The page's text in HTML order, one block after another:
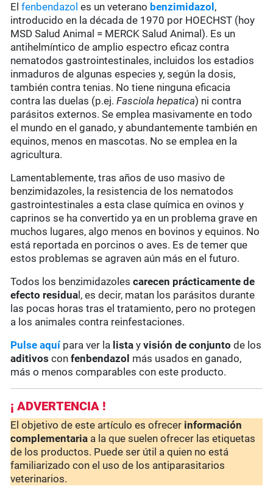
Elfenbendazol es un veterano benzimidazol ,
introducido en la década de 1970 por HOECHST (hoy
MSD Salud Animal = MERCK Salud Animal). Es un
antihelmíntico de amplio espectro eficaz contra
nematodos gastrointestinales, incluidos los estadios
inmaduros de algunas especies y, según la dosis,
también contra tenias. No tiene ninguna eficacia
contra las duelas (p.ej.Fasciola hepatica) ni contra
parásitos externos. Se emplea masivamente en todo
el mundo en el ganado, y abundantemente también en
equinos, menos en mascotas. No se emplea en la
agricultura.
Lamentablemente, tras años de uso masivo de
benzimidazoles, la resistencia de los nematodos
gastrointestinales a esta clase química en ovinos y
caprinos se ha convertido ya en un problema grave en
muchos lugares, algo menos en bovinos y equinos. No
está reportada en porcinos o aves. Es de temer que
estos problemas se agraven aún más en el futuro.
Todos los benzimidazolescarecen prácticamente de
efecto residua l, es decir, matan los parásitos durante
las pocas horas tras el tratamiento, pero no protegen
a los animales contra reinfestaciones.
Pulse aquípara ver la lista yvisión de conjunto de los
aditivos confenbendazol más usados en ganado,
más o menos comparables con este producto.
¡ ADVERTENCIA !
El objetivo de este artículo es ofrecer información
complementaria a la que suelen ofrecer las etiquetas
de los productos. Puede ser útil a quien no está
familiarizado con el uso de los antiparasitarios
veterinarios.